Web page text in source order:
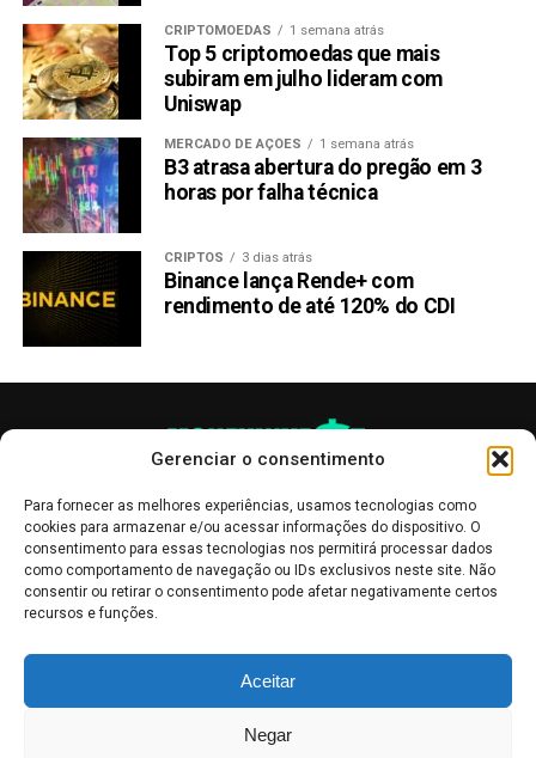
Gerenciar o consentimento
Para fornecer as melhores experiências, usamos tecnologias como
cookies para armazenar e/ou acessar informações do dispositivo. O
consentimento para essas tecnologias nos permitirá processar dados
como comportamento de navegação ou IDs exclusivos neste site. Não
consentir ou retirar o consentimento pode afetar negativamente certos
recursos e funções.
Aceitar
Negar
CRIPTOMOEDAS 1 semana atrás
Top 5 criptomoedas que mais
subiram em julho lideram com
Uniswap
MERCADO DE AÇÕES 1 semana atrás
B3 atrasa abertura do pregão em 3
horas por falha técnica
CRIPTOS 3 dias atrás
Binance lança Rende+ com
rendimento de até 120% do CDI
informativo, servindo como boletins de divulgação, e não devem ser
interpretadas como recomendações de investimento.Leia mais
Bolsa de Valores